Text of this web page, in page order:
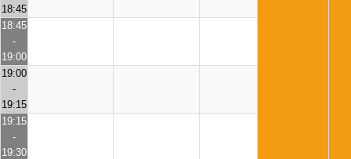
18:45
18:45
-
19:00
19:00
-
19:15
19:15
-
19:30